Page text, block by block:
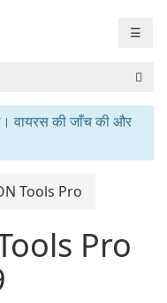
☰
वायरस की जाँच की और
Tools Pro
Pro